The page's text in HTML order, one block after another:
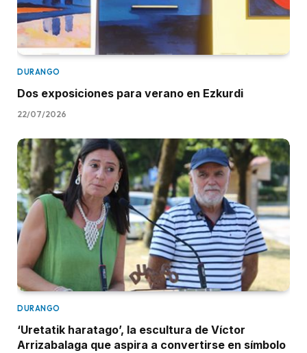
DURANGO
Dos exposiciones para verano en Ezkurdi
22/07/2026
DURANGO
‘Uretatik haratago’, la escultura de Víctor
Arrizabalaga que aspira a convertirse en símbolo